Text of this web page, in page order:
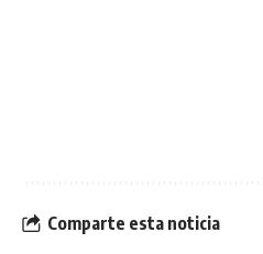
Comparte esta noticia